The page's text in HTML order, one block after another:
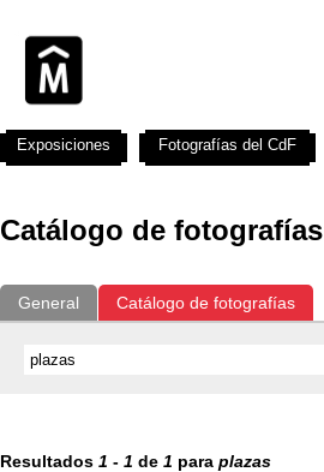
Catálogo de fotografías
General Catálogo de fotografías
Resultados 1 - 1 de 1 para plazas
Exposiciones Fotografías del CdF